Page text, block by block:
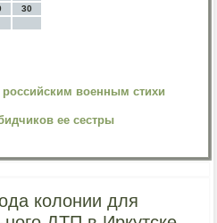
30
российским военным стихи
ее сестры
колонии для